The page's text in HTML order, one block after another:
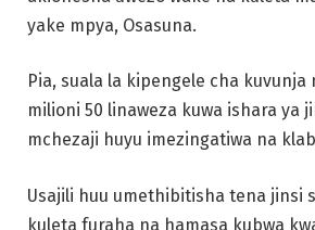
yake mpya, Osasuna.
Pia, suala la kipengele cha kuvunja
milioni 50 linaweza kuwa ishara ya
mchezaji huyu imezingatiwa na
Usajili huu umethibitisha tena jinsi
kuleta furaha na hamasa kubwa